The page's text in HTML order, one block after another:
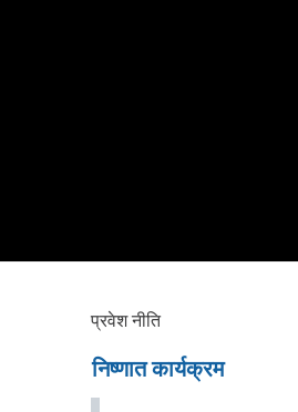
प्रवेश नीति
निष्णात कार्यक्रम